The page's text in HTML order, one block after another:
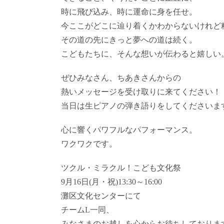
時に飛び込み、時に運命に身を任せ。
今ここがどこに辿り着くかわからないけれど
その道の先にきっと夢への道は続く。
こどもたちに、そんな想いが伝わると嬉しい
ぜひみなさん、ちあきさんからの
熱いメッセージを受け取りに来てください！
当日は生ピアノの弾き語りをしてくださいま
心に響くパワフルなパフォーマンス。
ワクワクです。
ツクル・ミラクル！こども文化祭
9月16日(月・祝)13:30～16:00
灘区文化センターにて
チームL一同、